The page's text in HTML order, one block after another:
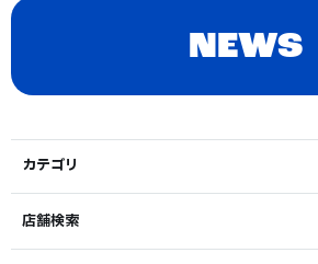
NEWS
カテゴリ
店舗検索